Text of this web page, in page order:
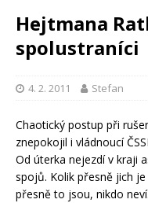
Hejtmana
spolustraníci
4. 2. 2011 Stefan
Chaotický postup při
znepokojil i vládnoucí
Od úterka nejezdí v kraji
spojů. Kolik přesně jich
přesně to jsou, nikdo